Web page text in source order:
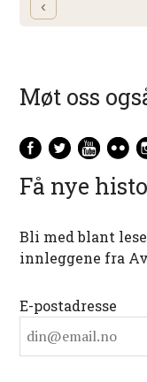
Møt oss
Få nye
Bli med blant
innleggene fra
E-postadresse